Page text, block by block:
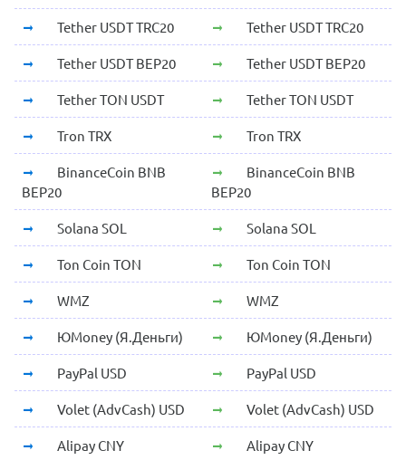
Tether USDT TRC20 Tether USDT TRC20
Tether USDT BEP20 Tether USDT BEP20
Tether TON USDT Tether TON USDT
Tron TRX Tron TRX
BinanceCoin BNB
BEP20
BinanceCoin BNB
BEP20
Solana SOL Solana SOL
Ton Coin TON Ton Coin TON
WMZ WMZ
ЮMoney (Я.Деньги) ЮMoney (Я.Деньги)
PayPal USD PayPal USD
Volet (AdvCash) USD Volet (AdvCash) USD
Alipay CNY Alipay CNY